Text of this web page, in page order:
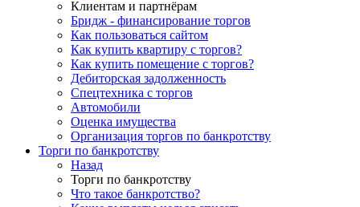
Клиентам и партнёрам
Бридж - финансирование торгов
Как пользоваться сайтом
Как купить квартиру с торгов?
Как купить помещение с торгов?
Дебиторская задолженность
Спецтехника с торгов
Автомобили
Оценка имущества
Организация торгов по банкротству
Торги по банкротству
Назад
Торги по банкротству
Что такое банкротство?